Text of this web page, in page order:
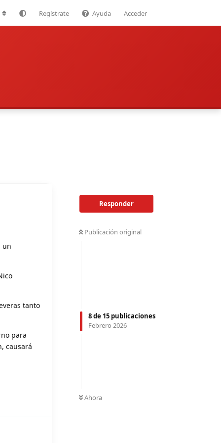
Regístrate Ayuda Acceder
Responder
Publicación original
8de 15 publicaciones
Febrero 2026
Ahora
un
tanto
para
causará